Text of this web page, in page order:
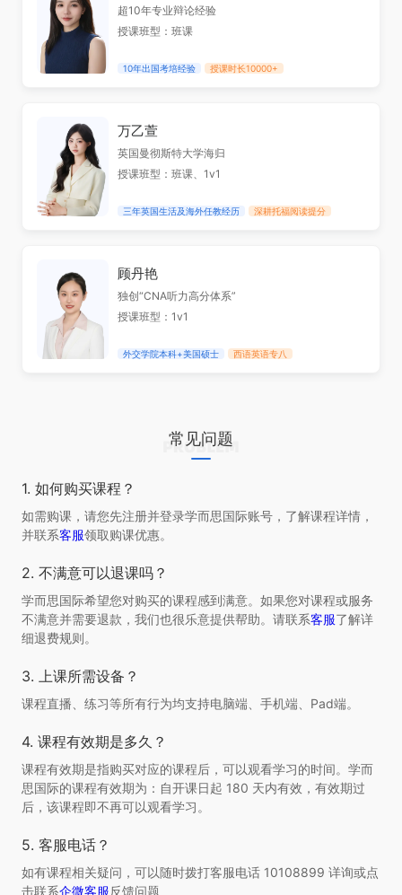
超10年专业辩论经验
授课班型：班课
10年出国考培经验 授课时长10000+
万乙萱
英国曼彻斯特大学海归
授课班型：班课、1v1
三年英国生活及海外任教经历 深耕托福阅读提分
顾丹艳
独创“CNA听力高分体系”
授课班型：1v1
外交学院本科+美国硕士 西语英语专八
常见问题
1. 如何购买课程？
如需购课，请您先注册并登录学而思国际账号，了解课程详情，
并联系客服领取购课优惠。
2. 不满意可以退课吗？
学而思国际希望您对购买的课程感到满意。如果您对课程或服务
不满意并需要退款，我们也很乐意提供帮助。请联系客服了解详
细退费规则。
3. 上课所需设备？
课程直播、练习等所有行为均支持电脑端、手机端、Pad端。
4. 课程有效期是多久？
课程有效期是指购买对应的课程后，可以观看学习的时间。学而
思国际的课程有效期为：自开课日起 180 天内有效，有效期过
后，该课程即不再可以观看学习。
5. 客服电话？
如有课程相关疑问，可以随时拨打客服电话 10108899 详询或点
击联系企微客服反馈问题